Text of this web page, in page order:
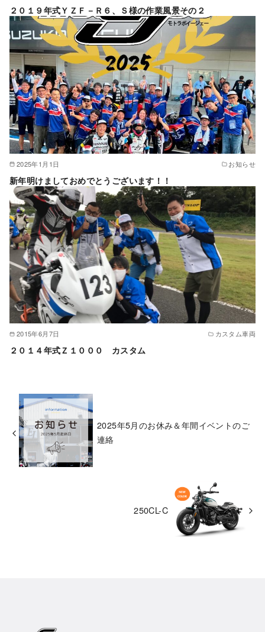
２０１９年式ＹＺＦ－Ｒ６、Ｓ様の作業風景その２
2025年1月1日 お知らせ
新年明けましておめでとうございます！！
2015年6月7日 カスタム車両
２０１４年式Ｚ１０００ カスタム
2025年5月のお休み＆年間イベントのご
連絡
250CL-C